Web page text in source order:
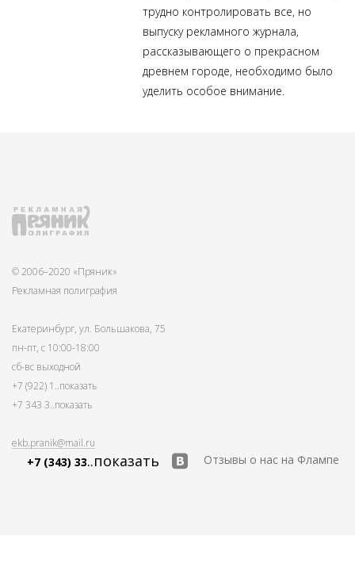
трудно контролировать все, но
выпуску рекламного журнала,
рассказывающего о прекрасном
древнем городе, необходимо было
уделить особое внимание.
© 2006–2020 «Пряник»
Рекламная полиграфия
Екатеринбург, ул. Большакова, 75
пн-пт, с 10:00-18:00
сб-вс выходной
+7 (922) 1 ..показать
+7 343 3..показать
ekb.pranik@mail.ru
+7 (343) 33..показать Отзывы о нас на Флампе